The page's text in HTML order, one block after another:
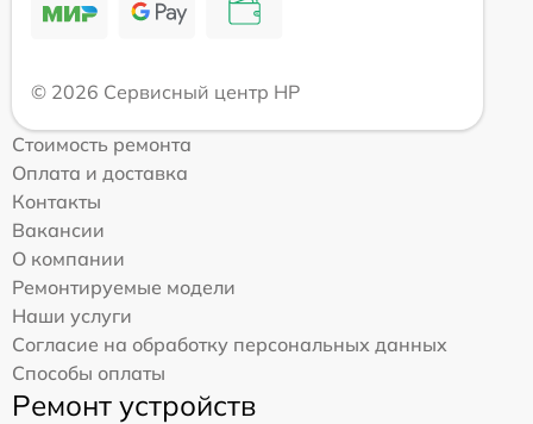
© 2026 Сервисный центр HP
Стоимость ремонта
Оплата и доставка
Контакты
Вакансии
О компании
Ремонтируемые модели
Наши услуги
Согласие на обработку персональных данных
Способы оплаты
Ремонт устройств